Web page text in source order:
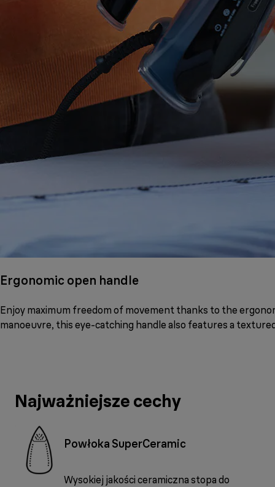
Ergonomic open handle
Enjoy maximum freedom of movement thanks to the
manoeuvre, this eye-catching handle also features a
Najważniejsze cechy
Powłoka SuperCeramic
Wysokiej jakości ceramiczna stopa do